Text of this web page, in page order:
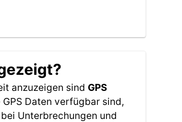
anzuzeigen sind GPS
Daten verfügbar sind,
Unterbrechungen und